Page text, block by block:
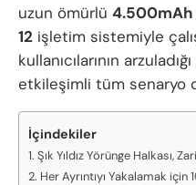
uzun ömürlü
12 işletim sistemiyle
kullanıcılarının
etkileşimli tüm senaryo
İçindekiler
Şık Yıldız Yörünge Halkası,
Her Ayrıntıyı Yakalamak